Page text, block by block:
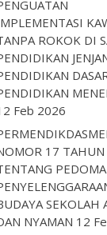
ROKOK DI
Feb 2026
17
SEKOLAH
NYAMAN 12